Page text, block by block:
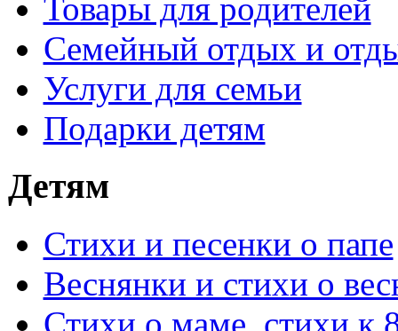
Товары для родителей
Семейный отдых и
Услуги для семьи
Подарки детям
Детям
Стихи и песенки о папе
Веснянки и стихи о
Стихи о маме, стихи к